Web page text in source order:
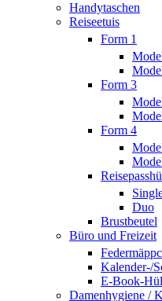
Handytaschen
Reiseetuis
Form 1
Form 3
Form 4
Duo
Brustbeutel
Büro und Freizeit
Kalender-/
E-Book-
Damenhygiene /